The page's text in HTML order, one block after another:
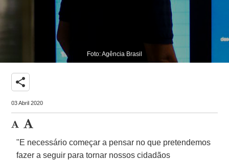
Foto: Agência Brasil
share
03 Abril 2020
"E necessário começar a pensar no que pretendemos
fazer a seguir para tornar nossos cidadãos